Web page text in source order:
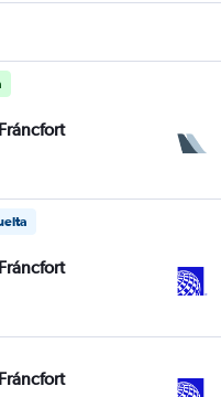
Fráncfort
de El Salvador
Fráncfort
de El Salvador
Fráncfort